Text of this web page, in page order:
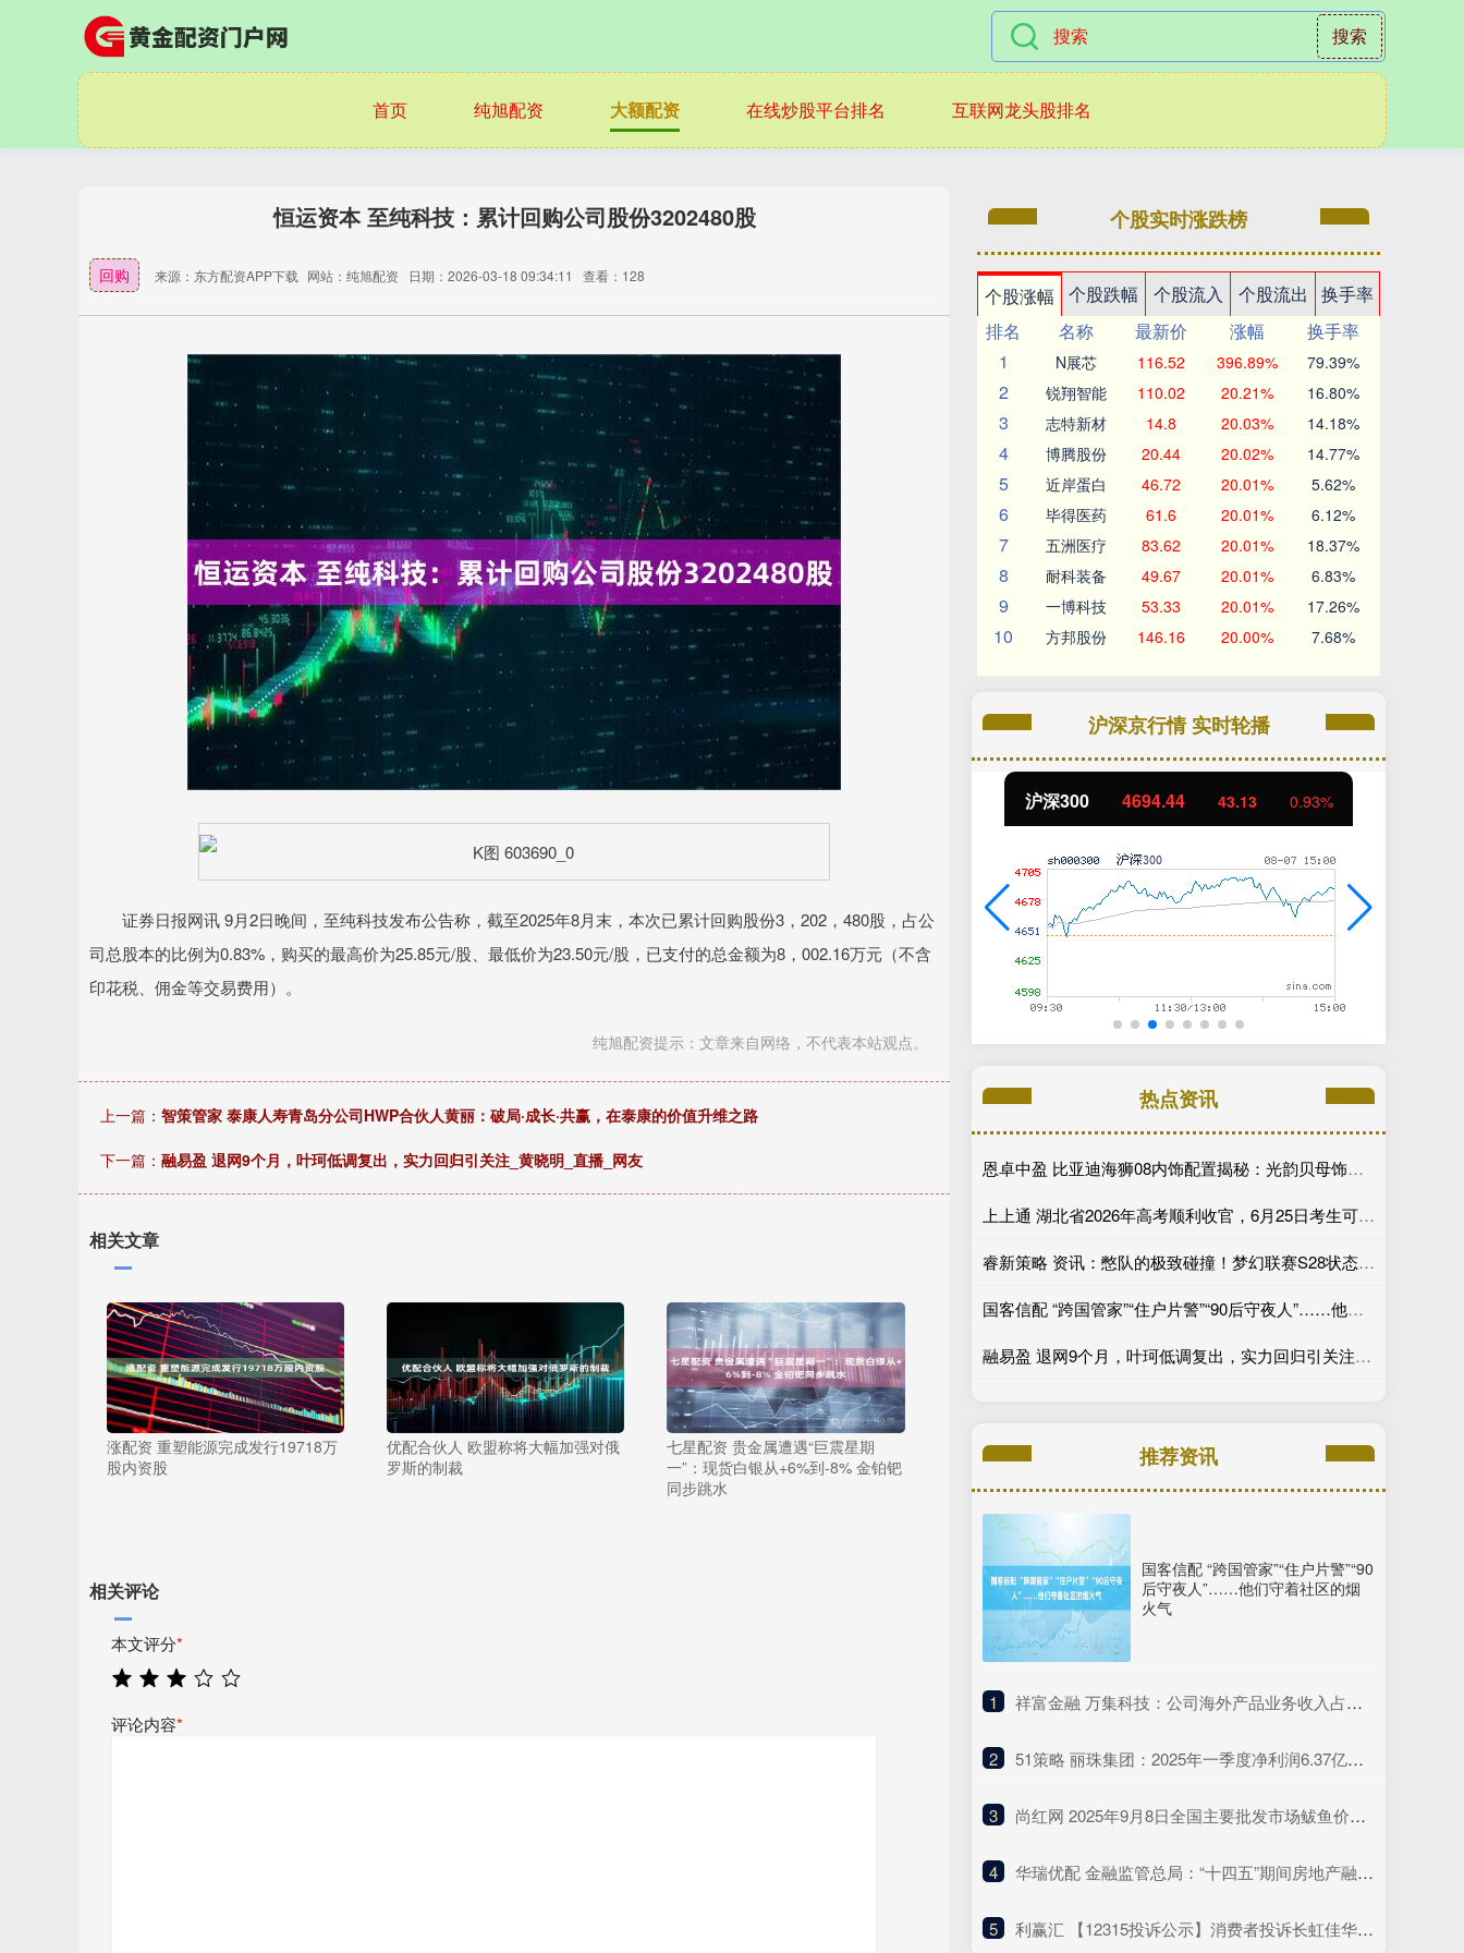
搜索
首页 纯旭配资 大额配资 在线炒股平台排名 互联网龙头股排名
恒运资本 至纯科技：累计回购公司股份3202480股
回购 来源：东方配资APP下载 网站：纯旭配资 日期：2026-03-18 09:34:11 查看：128
证券日报网讯 9月2日晚间，至纯科技发布公告称，截至2025年8月末，本次已累计回购股份3，202，480股，占公
司总股本的比例为0.83%，购买的最高价为25.85元/股、最低价为23.50元/股，已支付的总金额为8，002.16万元（不含
印花税、佣金等交易费用）。
纯旭配资提示：文章来自网络，不代表本站观点。
上一篇： 智策管家 泰康人寿青岛分公司HWP合伙人黄丽：破局·成长·共赢，在泰康的价值升维之路
下一篇： 融易盈 退网9个月，叶珂低调复出，实力回归引关注_黄晓明_直播_网友
相关文章
涨配资 重塑能源完成发行19718万
股内资股
优配合伙人 欧盟称将大幅加强对俄
罗斯的制裁
七星配资 贵金属遭遇“巨震星期
一”：现货白银从+6%到-8% 金铂钯
同步跳水
相关评论
本文评分*
评论内容*
个股实时涨跌榜
个股涨幅 个股跌幅 个股流入 个股流出
换手率
排名
名称 最新价 涨幅
换手率
1
N展芯 116.52 396.89% 79.39%
2 锐翔智能 110.02 20.21% 16.80%
3 志特新材 14.8 20.03% 14.18%
4 博腾股份 20.44 20.02% 14.77%
5 近岸蛋白 46.72 20.01% 5.62%
6 毕得医药 61.6 20.01% 6.12%
7 五洲医疗 83.62 20.01% 18.37%
8 耐科装备 49.67 20.01% 6.83%
9 一博科技 53.33 20.01% 17.26%
10 方邦股份 146.16 20.00% 7.68%
沪深京行情 实时轮播
沪深300 4694.44 43.13 0.93%
热点资讯
恩卓中盈 比亚迪海狮08内饰配置揭秘：光韵贝母饰条搭配25扬帝瓦雷音响登场
上上通 湖北省2026年高考顺利收官，6月25日考生可查分，29日起填报志愿
睿新策略 资讯：憋队的极致碰撞！梦幻联赛S28状态回春的BB迎战XG
国客信配 “跨国管家”“住户片警”“90后守夜人”……他们守着社区的烟火气
融易盈 退网9个月，叶珂低调复出，实力回归引关注_黄晓明_直播_网友
推荐资讯
国客信配 “跨国管家”“住户片警”“90
后守夜人”……他们守着社区的烟
火气
1 ​祥富金融 万集科技：公司海外产品业务收入占总营收的比例较低
2 ​51策略 丽珠集团：2025年一季度净利润6.37亿元 同比增长4.75%
3 ​尚红网 2025年9月8日全国主要批发市场鲅鱼价格行情
4 ​华瑞优配 金融监管总局：“十四五”期间房地产融资协调机制支持近2000万套住房建设交付
5 ​利赢汇 【12315投诉公示】消费者投诉长虹佳华不履行国家规定的三包义务问题